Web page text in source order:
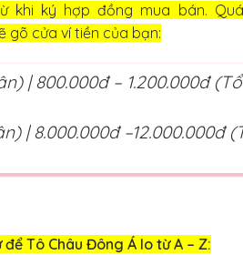
khi ký hợp đồng mua bán.
gõ cửa ví tiền của bạn:
| 800.000đ – 1.200.000đ
| 8.000.000đ –12.000.000đ
Tô Châu Đông Á lo từ A – Z: